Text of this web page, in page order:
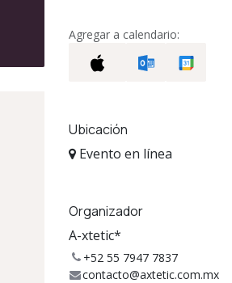
Agregar a calendario:
Ubicación
Evento en línea
Organizador
A-xtetic*
+52 55 7947 7837
contacto@axtetic.com.mx